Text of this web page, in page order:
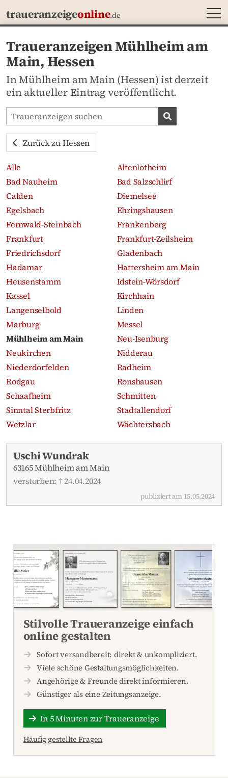
traueranzeigeonline.de
Traueranzeigen Mühlheim am
Main, Hessen
In Mühlheim am Main (Hessen) ist derzeit
ein aktueller Eintrag veröffentlicht.
Traueranzeigen-Portal durchsuchen
Zurück zu Hessen
Alle
Altenlotheim
Bad Nauheim
Bad Salzschlirf
Calden
Diemelsee
Egelsbach
Ehringshausen
Fernwald-Steinbach
Frankenberg
Frankfurt
Frankfurt-Zeilsheim
Friedrichsdorf
Gladenbach
Hadamar
Hattersheim am Main
Heusenstamm
Idstein-Wörsdorf
Kassel
Kirchhain
Langenselbold
Linden
Marburg
Messel
Mühlheim am Main
Neu-Isenburg
Neukirchen
Nidderau
Niederdorfelden
Radheim
Rodgau
Ronshausen
Schaafheim
Schmitten
Sinntal Sterbfritz
Stadtallendorf
Wetzlar
Wächtersbach
Aktuelle Traueranzeigen
Uschi Wundrak
63165 Mühlheim am Main
verstorben: † 24.04.2024
publiziert am 15.05.2024
Stilvolle Traueranzeige einfach
online gestalten
Sofort versandbereit: direkt & unkompliziert.
Viele schöne Gestaltungsmöglichkeiten.
Angehörige & Freunde direkt informieren.
Günstiger als eine Zeitungsanzeige.
In 5 Minuten zur Traueranzeige
Häufig gestellte Fragen